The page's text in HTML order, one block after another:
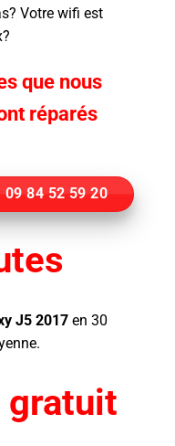
Votre wifi est
que nous
réparés
09 84 52 59 20
J5 2017 en 30
gratuit